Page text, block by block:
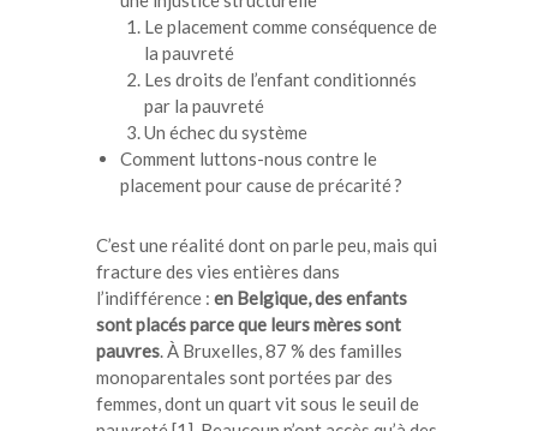
Le placement comme conséquence de
la pauvreté
Les droits de l’enfant conditionnés
par la pauvreté
Un échec du système
Comment luttons-nous contre le
placement pour cause de précarité ?
C’est une réalité dont on parle peu, mais qui
fracture des vies entières dans
l’indifférence : en Belgique, des enfants
sont placés parce que leurs mères sont
pauvres. À Bruxelles, 87 % des familles
monoparentales sont portées par des
femmes, dont un quart vit sous le seuil de